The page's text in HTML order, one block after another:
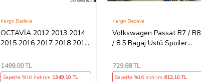
OCTAVİA 2012 2013 2014
2015 2016 2017 2018 2019
ÖZEL KROMLU CAM
RÜZGARLIĞI
Kargo Bedava
1499,00 TL
Sepette %10 İndirim 1349,10 TL
Volkswagen Passat B7 / B8
/ 8.5 Bagaj Üstü Spoiler
Kargo Bedava
729,88 TL
Sepette %16 İndirim 613,10 TL